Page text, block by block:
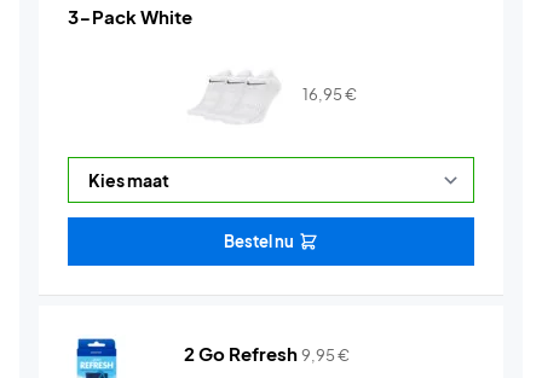
3-Pack White
16,95€
Bestel nu
2 Go Refresh9,95€